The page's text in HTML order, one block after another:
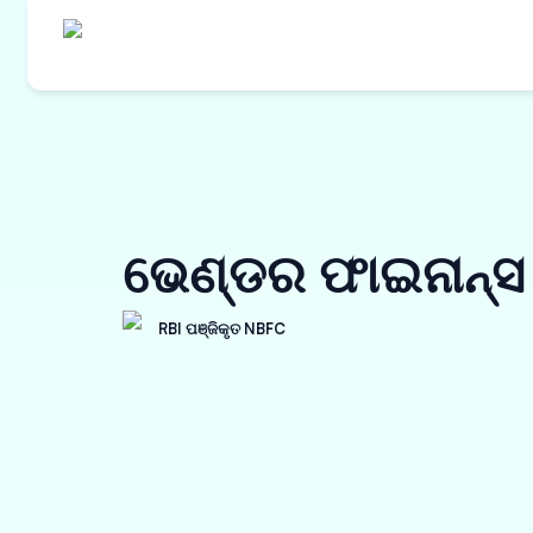
ୱାର୍କ
ଭେଣ୍ଡର
RBI ପଞ୍ଜିକୃତ NBFC